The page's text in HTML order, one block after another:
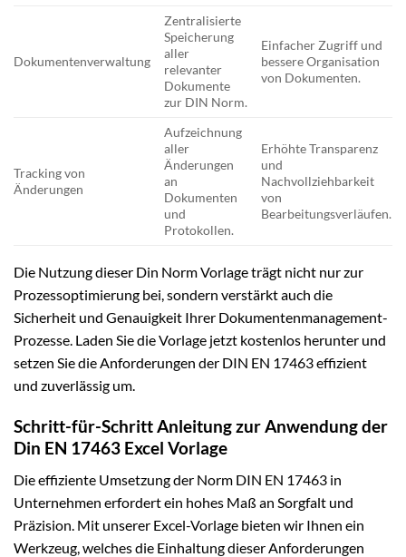
Dokumentenverwaltung
Zentralisierte
Speicherung
aller
relevanter
Dokumente
zur DIN Norm.
Einfacher Zugriff und
bessere Organisation
von Dokumenten.
Tracking von
Änderungen
Aufzeichnung
aller
Änderungen
an
Dokumenten
und
Protokollen.
Erhöhte Transparenz
und
Nachvollziehbarkeit
von
Bearbeitungsverläufen.
Die Nutzung dieser Din Norm Vorlage trägt nicht nur zur
Prozessoptimierung bei, sondern verstärkt auch die
Sicherheit und Genauigkeit Ihrer Dokumentenmanagement-
Prozesse. Laden Sie die Vorlage jetzt kostenlos herunter und
setzen Sie die Anforderungen der DIN EN 17463 effizient
und zuverlässig um.
Schritt-für-Schritt Anleitung zur Anwendung der
Din EN 17463 Excel Vorlage
Die effiziente Umsetzung der Norm DIN EN 17463 in
Unternehmen erfordert ein hohes Maß an Sorgfalt und
Präzision. Mit unserer Excel-Vorlage bieten wir Ihnen ein
Werkzeug, welches die Einhaltung dieser Anforderungen